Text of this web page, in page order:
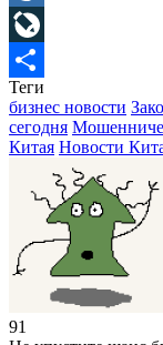
Mail.Ru
LiveJournal
Отправить
Теги
бизнес новости
сегодня
Китая Новости
91